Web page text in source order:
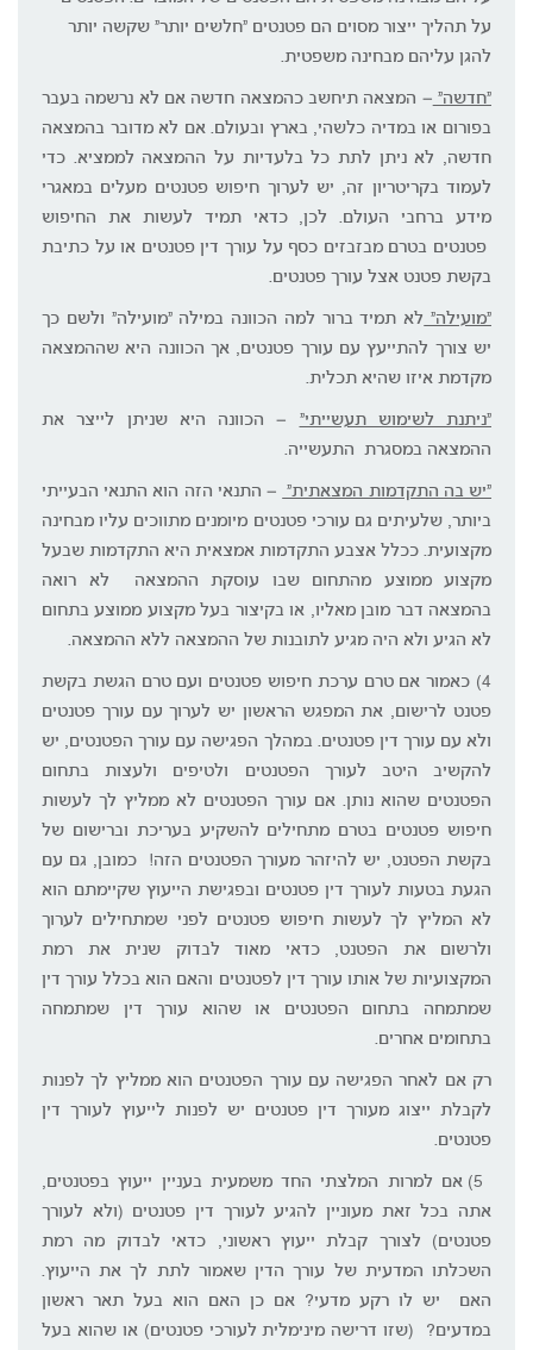
על תהליך ייצור מסוים הם פטנטים "חלשים יותר" שקשה יותר
להגן עליהם מבחינה משפטית.
"חדשה" – המצאה תיחשב כהמצאה חדשה אם לא נרשמה בעבר
בפורום או במדיה כלשהי, בארץ ובעולם. אם לא מדובר בהמצאה
חדשה, לא ניתן לתת כל בלעדיות על ההמצאה לממציא. כדי
לעמוד בקריטריון זה, יש לערוך חיפוש פטנטים מעלים במאגרי
מידע ברחבי העולם. לכן, כדאי תמיד לעשות את החיפוש
פטנטים בטרם מבזבזים כסף על עורך דין פטנטים או על כתיבת
בקשת פטנט אצל עורך פטנטים.
"מועילה" לא תמיד ברור למה הכוונה במילה "מועילה" ולשם כך
יש צורך להתייעץ עם עורך פטנטים, אך הכוונה היא שההמצאה
מקדמת איזו שהיא תכלית.
"ניתנת לשימוש תעשייתי" – הכוונה היא שניתן לייצר את
ההמצאה במסגרת התעשייה.
"יש בה התקדמות המצאתית" – התנאי הזה הוא התנאי הבעייתי
ביותר, שלעיתים גם עורכי פטנטים מיומנים מתווכים עליו מבחינה
מקצועית. ככלל אצבע התקדמות אמצאית היא התקדמות שבעל
מקצוע ממוצע מהתחום שבו עוסקת ההמצאה לא רואה
בהמצאה דבר מובן מאליו, או בקיצור בעל מקצוע ממוצע בתחום
לא הגיע ולא היה מגיע לתובנות של ההמצאה ללא ההמצאה.
4) כאמור אם טרם ערכת חיפוש פטנטים ועם טרם הגשת בקשת
פטנט לרישום, את המפגש הראשון יש לערוך עם עורך פטנטים
ולא עם עורך דין פטנטים. במהלך הפגישה עם עורך הפטנטים, יש
להקשיב היטב לעורך הפטנטים ולטיפים ולעצות בתחום
הפטנטים שהוא נותן. אם עורך הפטנטים לא ממליץ לך לעשות
חיפוש פטנטים בטרם מתחילים להשקיע בעריכת וברישום של
בקשת הפטנט, יש להיזהר מעורך הפטנטים הזה! כמובן, גם עם
הגעת בטעות לעורך דין פטנטים ובפגישת הייעוץ שקיימתם הוא
לא המליץ לך לעשות חיפוש פטנטים לפני שמתחילים לערוך
ולרשום את הפטנט, כדאי מאוד לבדוק שנית את רמת
המקצועיות של אותו עורך דין לפטנטים והאם הוא בכלל עורך דין
שמתמחה בתחום הפטנטים או שהוא עורך דין שמתמחה
בתחומים אחרים.
רק אם לאחר הפגישה עם עורך הפטנטים הוא ממליץ לך לפנות
לקבלת ייצוג מעורך דין פטנטים יש לפנות לייעוץ לעורך דין
פטנטים.
5) אם למרות המלצתי החד משמעית בעניין ייעוץ בפטנטים,
אתה בכל זאת מעוניין להגיע לעורך דין פטנטים (ולא לעורך
פטנטים) לצורך קבלת ייעוץ ראשוני, כדאי לבדוק מה רמת
השכלתו המדעית של עורך הדין שאמור לתת לך את הייעוץ.
האם יש לו רקע מדעי? אם כן האם הוא בעל תאר ראשון
במדעים? (שזו דרישה מינימלית לעורכי פטנטים) או שהוא בעל